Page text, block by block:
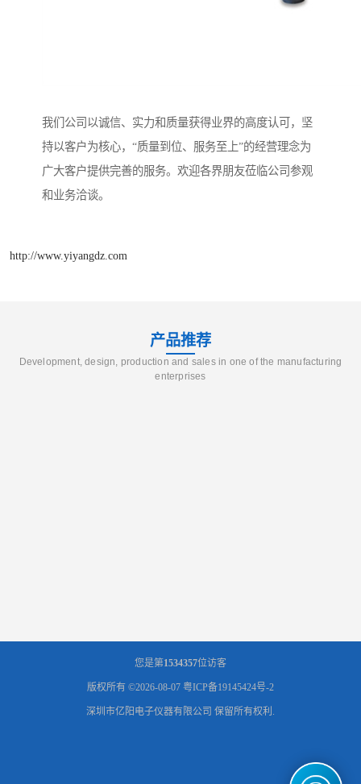
我们公司以诚信、实力和质量获得业界的高度认可，坚
持以客户为核心，“质量到位、服务至上”的经营理念为
广大客户提供完善的服务。欢迎各界朋友莅临公司参观
和业务洽谈。
http://www.yiyangdz.com
产品推荐
Development, design, production and sales in one of the manufacturing
enterprises
您是第1534357位访客
版权所有 ©2026-08-07 粤ICP备19145424号-2
深圳市亿阳电子仪器有限公司 保留所有权利.